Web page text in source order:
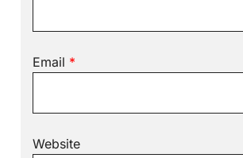
Email *
Website